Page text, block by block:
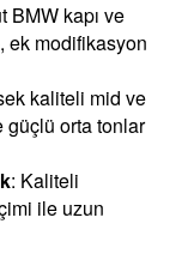
BMW kapı ve
ek modifikasyon
kaliteli mid ve
güçlü orta tonlar
: Kaliteli
ile uzun